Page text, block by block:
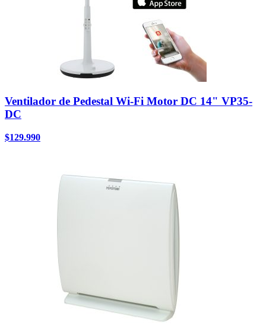
Ventilador de Pedestal Wi-Fi Motor DC 14" VP35-
DC
$129.990